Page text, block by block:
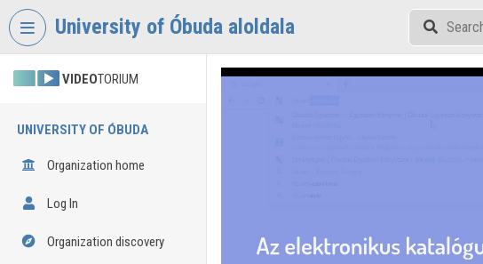
Skip header Skip content
University of Óbuda aloldala
VIDEOTORIUM
UNIVERSITY OF ÓBUDA
Organization home
Log In
Organization discovery